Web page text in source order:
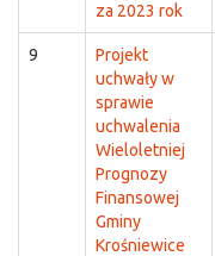
za 2023 rok
9
Projekt
uchwały w
sprawie
uchwalenia
Wieloletniej
Prognozy
Finansowej
Gminy
Krośniewice